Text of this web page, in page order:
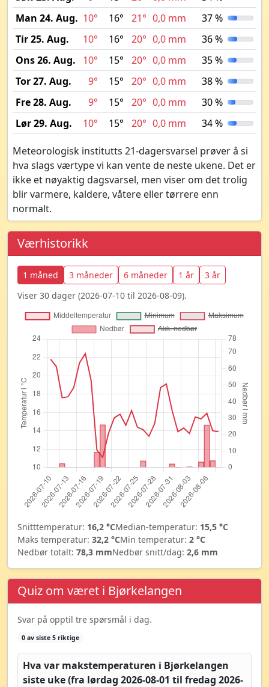
Man 24. Aug. 10° 16° 21° 0,0 mm
37 %
Tir 25. Aug.
10° 16° 20° 0,0 mm
36 %
Ons 26. Aug.
10° 15° 20° 0,0 mm
35 %
Tor 27. Aug.
9° 15° 20° 0,0 mm
38 %
Fre 28. Aug.
9° 15° 20° 0,0 mm
30 %
Lør 29. Aug.
10° 15° 20° 0,0 mm 34 %
Meteorologisk institutts 21-dagersvarsel prøver å si
hva slags værtype vi kan vente de neste ukene. Det er
ikke et nøyaktig dagsvarsel, men viser om det trolig
blir varmere, kaldere, våtere eller tørrere enn
normalt.
Værhistorikk
1 måned 3 måneder 6 måneder 1 år
3 år
Viser 30 dager (2026-07-10 til 2026-08-09).
Snitttemperatur: 16,2 °CMedian-temperatur: 15,5 °C
Maks temperatur: 32,2 °CMin temperatur: 2 °C
Nedbør totalt: 78,3 mmNedbør snitt/dag: 2,6 mm
Quiz om været i Bjørkelangen
Svar på opptil tre spørsmål i dag.
0 av siste 5 riktige
Hva var makstemperaturen i Bjørkelangen
siste uke (fra lørdag 2026-08-01 til fredag 2026-